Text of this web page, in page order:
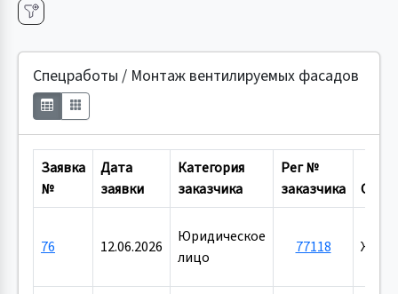
Спецработы / Монтаж вентилируемых фасадов
Заявка
№
Дата
заявки
Категория
заказчика
Рег №
заказчика
76 12.06.2026
Юридическое
лицо
77118